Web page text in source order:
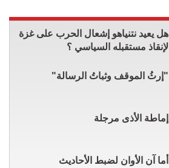
هل يعيد نتنياهو إشعال الحرب على غزة
لإنقاذ مستقبله السياسي ؟
"إرثُ الموقف وثباتُ الرسالة"
إماطة الأذى مرجلة
أما آن الأوان لضبط الأحاديث